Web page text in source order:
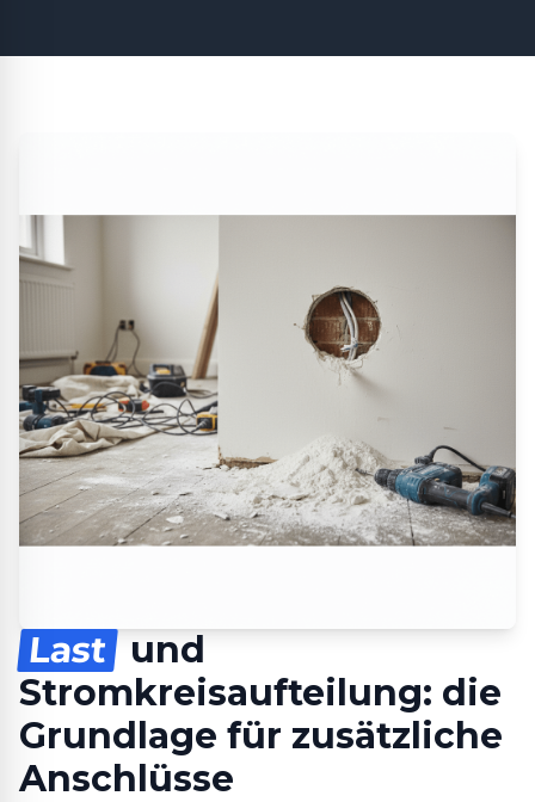
Last
und
Stromkreisaufteilung: die
Grundlage für zusätzliche
Anschlüsse